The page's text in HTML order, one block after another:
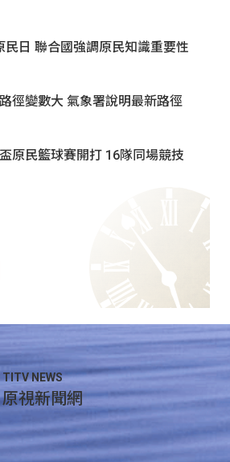
民日 聯合國強調原民知識重要性
徑變數大 氣象署說明最新路徑
原民籃球賽開打 16隊同場競技
TITV NEWS
原視新聞網